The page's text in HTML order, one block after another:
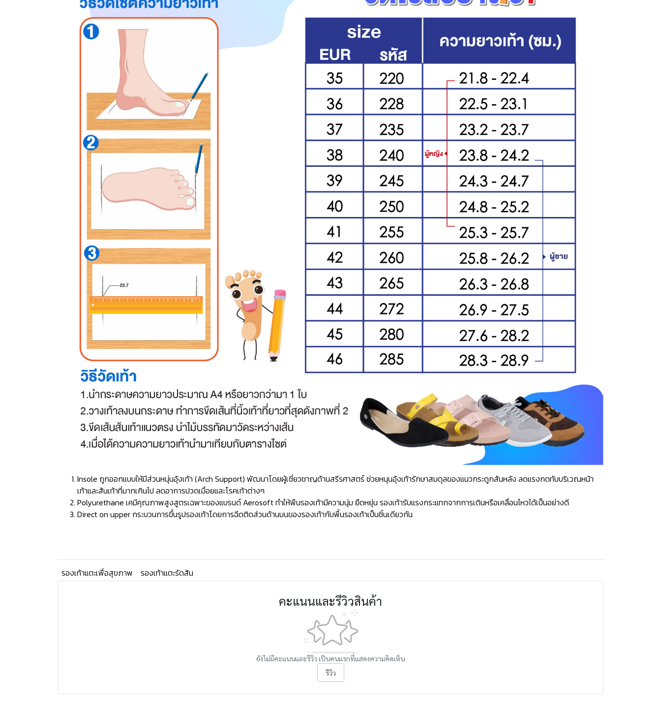
Insole ถูกออกแบบให้มีส่วนหนุ่นอุ้งเท้า (Arch Support) พัฒนาโดยผู้เชี่ยวชาญด้านสรีรศาสตร์ ช่วยหนุนอุ้งเท้ารักษาสมดุลของแนวกระดูกสันหลัง ลดแรงกดทับบริเวณหน้า
เท้าและส้นเท้าที่มากเกินไป ลดอาการปวดเมื่อยและโรคเท้าต่างๆ
Polyurethane เคมีคุณภาพสูงสูตรเฉพาะของแบรนด์ Aerosoft ทำให้พืนรองเท้ามีความนุ่ม ยืดหยุ่น รองเท้ารับแรงกระแทกจากการเดินหรือเคลื่อนไหวได้เป็นอย่างดี
Direct on upper กระบวนการขึ้นรูปรองเท้าโดยการฉีดติดส่วนด้านบนของรองเท้ากับพื้นรองเท้าเป็นชิ้นเดียวกัน
รองเท้าแตะเพื่อสุขภาพ รองเท้าแตะรัดส้น
คะแนนและรีวิวสินค้า
ยังไม่มีคะแนนและรีวิว เป็นคนแรกที่แสดงความคิดเห็น
รีวิว